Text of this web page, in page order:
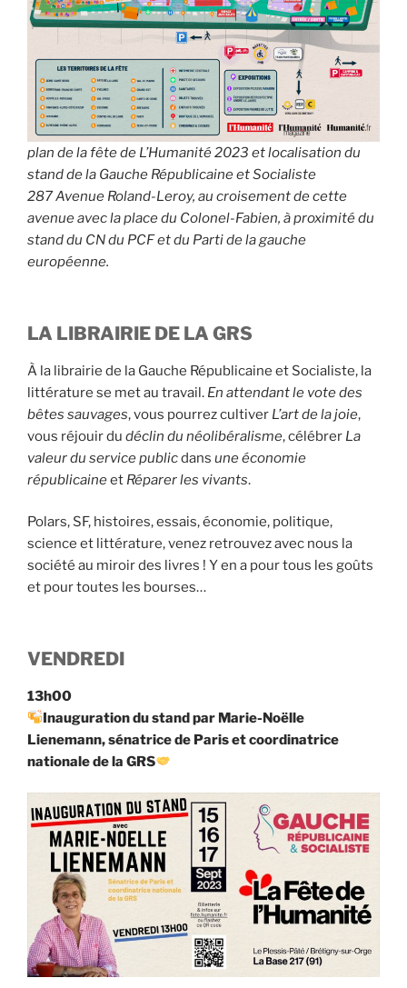
plan de la fête de L’Humanité2023 et localisation du
stand de la Gauche Républicaine et Socialiste
287 Avenue Roland-Leroy, au croisement de cette
avenue avec la place du Colonel-Fabien, à proximité du
stand du CN du PCF et du Parti de la gauche
européenne.
LA LIBRAIRIE DE LA GRS
À la librairie de la Gauche Républicaine et Socialiste, la
littérature se met au travail. En attendant le vote des
bêtes sauvages, vous pourrez cultiver L’art de la joie,
vous réjouir du déclin du néolibéralisme, célébrer La
valeur du service publicdans une économie
républicaineet Réparer les vivants.
Polars, SF, histoires, essais, économie, politique,
science et littérature, venez retrouvez avec nous la
société au miroir des livres ! Y en a pour tous les goûts
et pour toutes les bourses…
VENDREDI
13h00
Inauguration du stand par Marie-Noëlle
Lienemann, sénatrice de Paris et coordinatrice
nationale de la GRS